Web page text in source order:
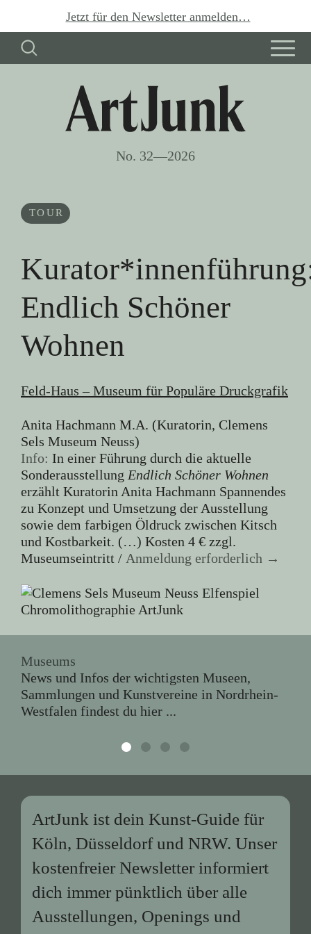
Jetzt für den Newsletter anmelden…
No. 32—2026
TOUR
Endlich Schöner
Wohnen
Feld-Haus – Museum für Populäre Druckgrafik
Anita Hachmann M.A. (Kuratorin, Clemens
Sels Museum Neuss)
Info: In einer Führung durch die aktuelle
Sonderausstellung Endlich Schöner Wohnen
erzählt Kuratorin Anita Hachmann Spannendes
zu Konzept und Umsetzung der Ausstellung
sowie dem farbigen Öldruck zwischen Kitsch
und Kostbarkeit. (…) Kosten 4 € zzgl.
Museumseintritt / Anmeldung erforderlich →
Museums
News und Infos der wichtigsten Museen,
Sammlungen und Kunstvereine in Nordrhein-
Westfalen findest du hier ...
ArtJunk ist dein Kunst-Guide für
Köln, Düsseldorf und NRW. Unser
kostenfreier Newsletter informiert
dich immer pünktlich über alle
Ausstellungen, Openings und